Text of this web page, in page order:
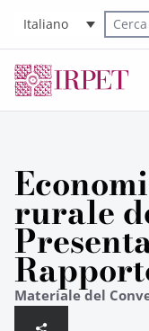
Italiano
Cerca
rurale
Materiale del